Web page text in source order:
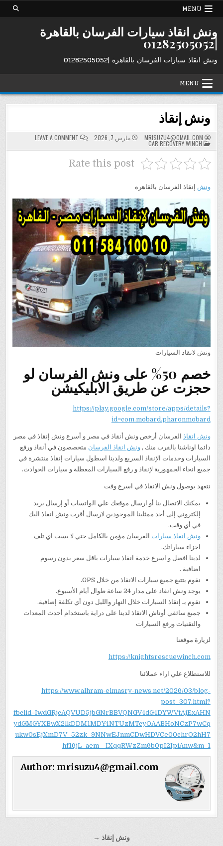
Skip
MENU
ونش انقاذ سيارات الفرسان بالقاهرة
|01282505052
ونش انقاذ سيارات الفرسان بالقاهرة |01282505052
MENU
ونش إنقاذ
MRISUZU4@GMAIL.COM مارس 7, 2026 LEAVE A COMMENT
ON
ونش
إنقاذ
POSTED
IN
CAR RECOVERY WINCH
Rate this post
ونش إنقاذ الفرسان بالقاهره
ونش لانقاذ السيارات
خصم 50% على ونش الفرسان لو
حجزت عن طريق الابليكيشن
https://play.google.com/store/apps/details?
id=com.mobard.pharonmobard
ونش انقاذ
الفرسان أرخص ونش أنقاذ في مصر و أسرع ونش إنقاذ في مصر
دائما اوناشنا بالقرب منك ,ونش انقاذ الفرسان متخصصون في أنقاذ ورفع
السيارات وخدمات الإنقاذ السريع ولدينا اسطول سيارات إنقاذ منتشرة في
جميع انحاء الجمهورية لإنقاذ و رفع السيارات المعطلة و سيارات الحوادث.
نتعهد بوصول ونش الانقاذ في اسرع وفت
يمكنك الاتصال بنا أو ارسال موقعك علي الواتساب أو إرسال بريد
إلكتروني إلى أحد ممثلينا الموجودين لارسال أقرب ونش انقاذ اليك
في أي وقت.
ونش انقاذ سيارات الفرسان مؤمن بالكامل حتي لا يسب اي تلف
اجزاء سياراتك.
لدينا افضل و اسرع خدمة انقاذ سيارات باقل سعر بدون رسوم
اضافية .
نقوم بتتبع جميع سيارات الانقاذ من خلال GPS.
يوجد ونش انقاذ على مدار 24 ساعة طوال أيام الأسبوع.
نقوم بـ إنقاذ السيارات خلال النهار والليل دون أي تكلفة إضافية.
جميع سائقي أوناش الانقاذ لدينا على دراية باستخدام أحدث المعدات
والتقنيات ورفع السيارات
لزيارة موقعنا
https://knightsrescuewinch.com
للاستطلاع علي اراء عملائنا
https://www.alhram-elmasry-news.net/2026/03/blog-
post_307.html?
fbclid=IwdGRjcAQVUD5jbGNrBBVQNGV4dG4DYWVtAjExAHN
ydGMGYXBwX2lkDDM1MDY4NTUzMTcyOAABHoNCzP7wCq
ukw0sEjXmD7V_52zk_9NNwEJnmCDwHDVCe00chrO2hH7
hf16jL_aem_-IXqqRWzZm6b0pI2IpiAnw&m=1
Author: mrisuzu4@gmail.com
ونش إنقاذ →